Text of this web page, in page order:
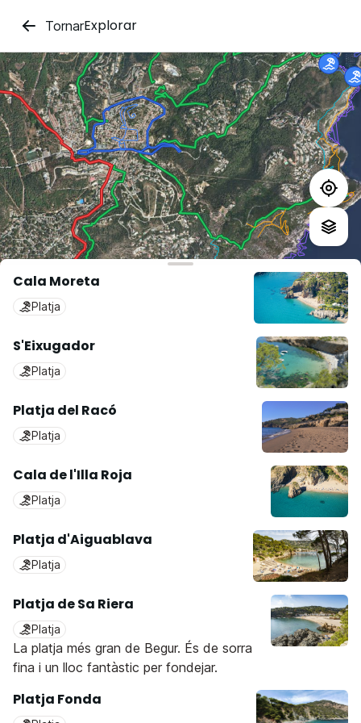
TornarExplorar
Cala Moreta
Platja
S'Eixugador
Platja
Platja del Racó
Platja
Cala de l'Illa Roja
Platja
Platja d'Aiguablava
Platja
Platja de Sa Riera
Platja
La platja més gran de Begur. És de sorra
fina i un lloc fantàstic per fondejar.
Platja Fonda